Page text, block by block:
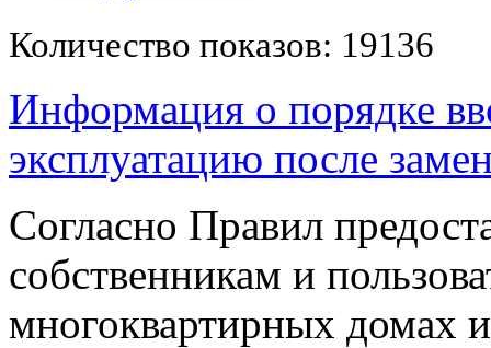
Количество показов: 19136
Информация о порядке
эксплуатацию после
Согласно Правил
собственникам и
многоквартирных домах